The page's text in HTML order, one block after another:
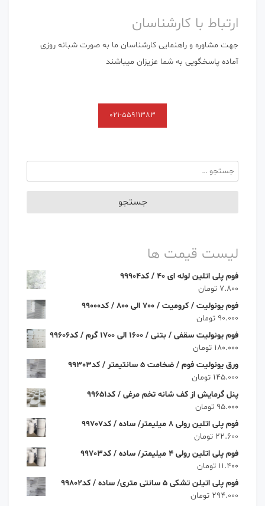
ارتباط با کارشناسان
جهت مشاوره و راهنمایی کارشناسان ما به صورت شبانه روزی
آماده پاسخگویی به شما عزیزان میباشند
021-55911383
جستجو
برای:
لیست قیمت ها
فوم پلی اتلین لوله ای 40 / کد99904
7.800 تومان
فوم یونولیت / کرومیت / 700 الی 800 / کد99000
90.000 تومان
فوم یونولیت سقفی / بتنی / 1600 الی 1700 گرم / کد99606
180.000 تومان
ورق یونولیت فوم / ضخامت 5 سانتیمتر / کد99303
145.000 تومان
پنل گرمایش از کف شانه تخم مرغی / کد99651
95.000 تومان
فوم پلی اتلین رولی 8 میلیمتر/ ساده / کد99707
22.600 تومان
فوم پلی اتلین رولی 4 میلیمتر/ ساده / کد99703
11.400 تومان
فوم پلی اتیلن تشکی 5 سانتی متری/ ساده / کد99802
294.000 تومان